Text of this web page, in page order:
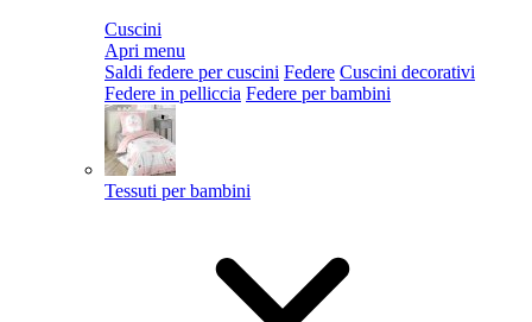
Cuscini
Apri menu
Saldi federe per cuscini Federe Cuscini decorativi
Federe in pelliccia Federe per bambini
Tessuti per bambini